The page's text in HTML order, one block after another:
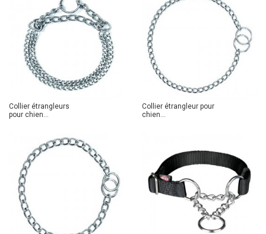
Collier étrangleurs
pour chien...
Collier étrangleur pour
chien...